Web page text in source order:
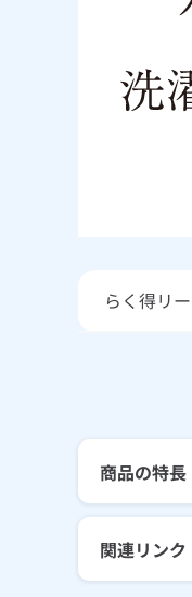
らく得リ
商品の特
関連リンク